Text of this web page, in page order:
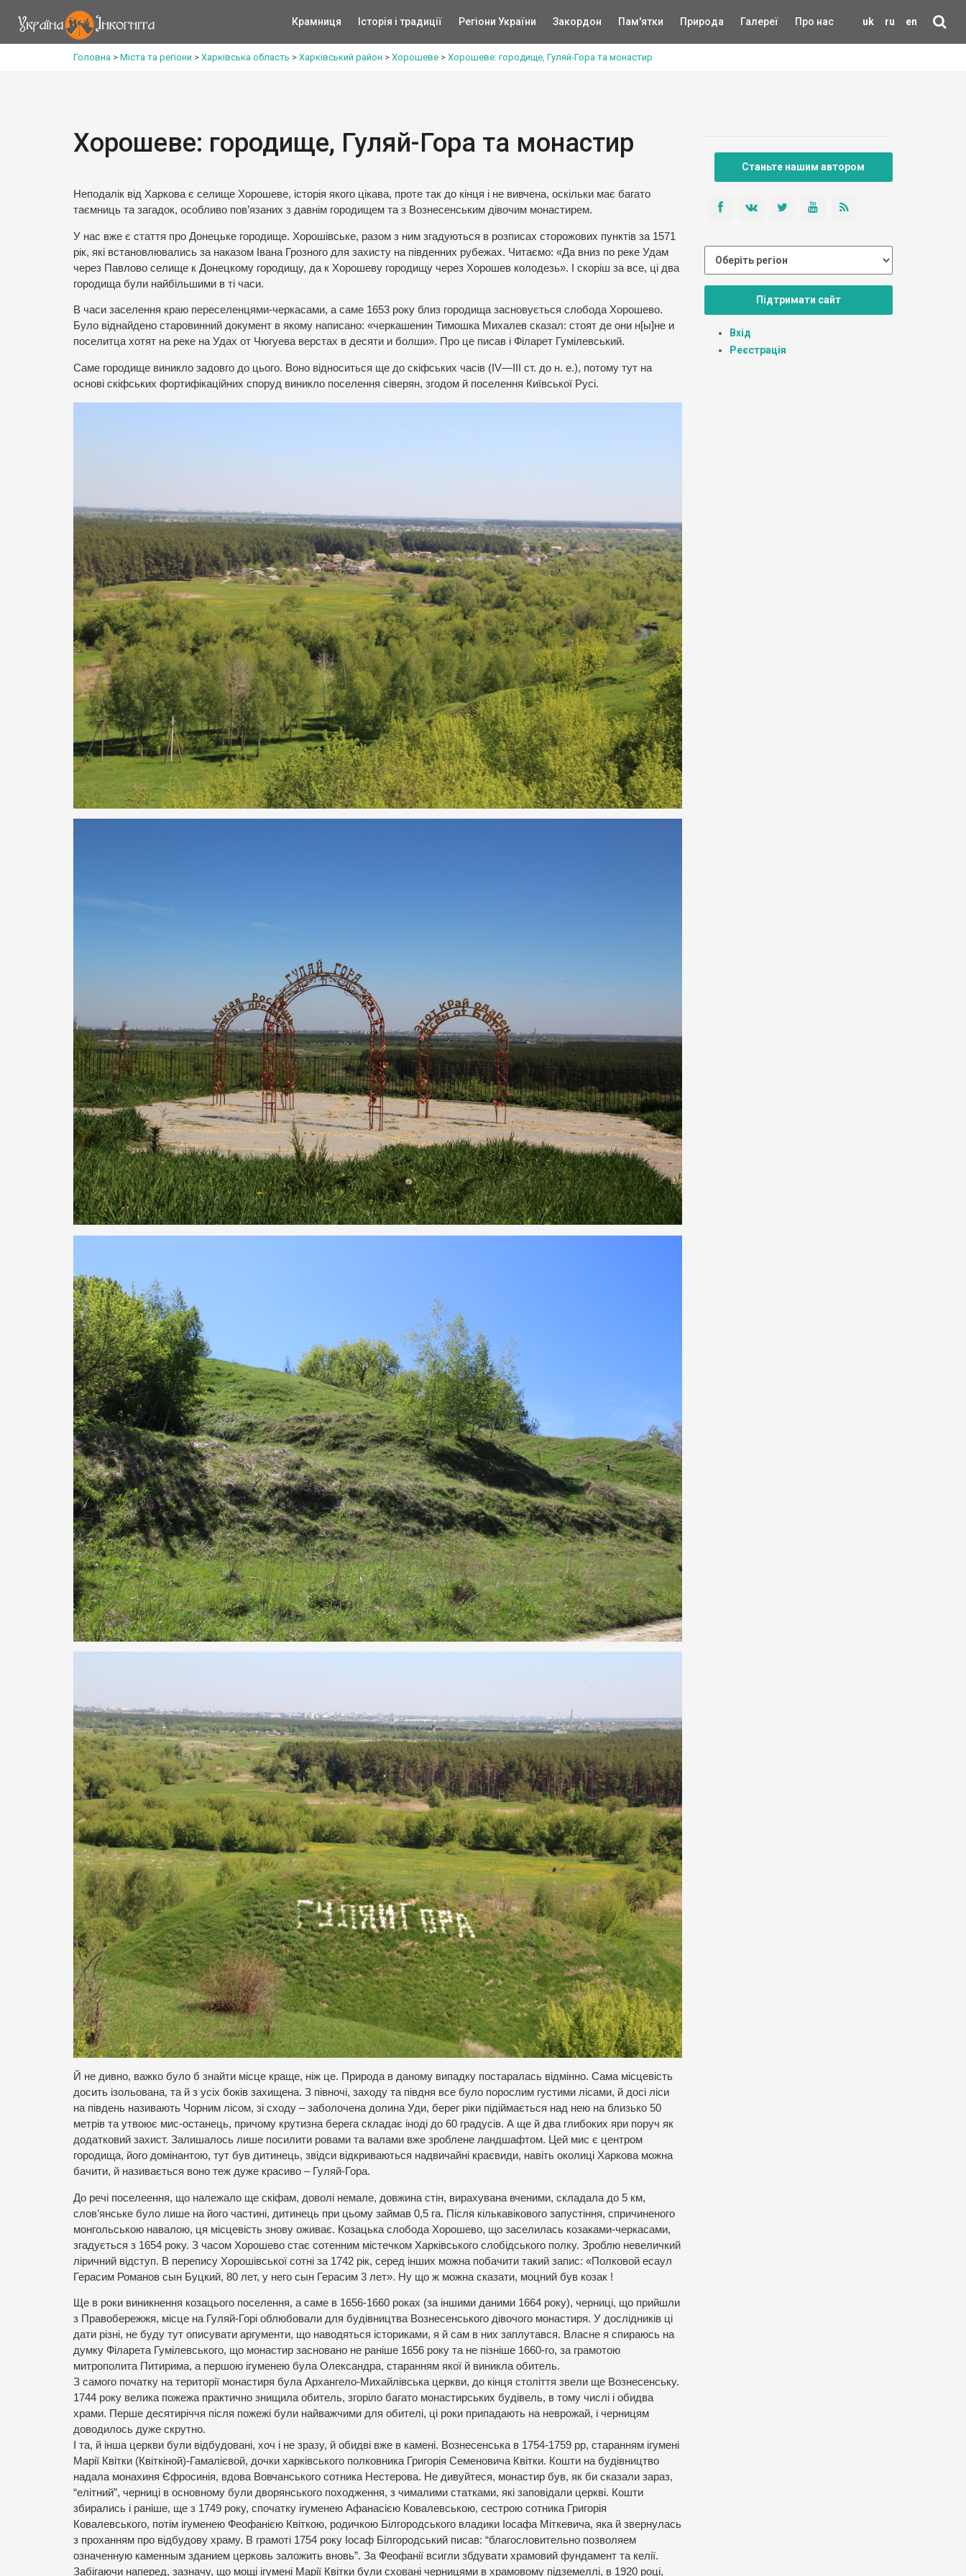
uk ru en
Крамниця Історія і традиції Регіони України Закордон Пам'ятки Природа Галереї Про нас
Головна > Міста та регіони > Харківська область > Харківський район > Хорошеве > Хорошеве: городище, Гуляй-Гора та монастир
Хорошеве: городище, Гуляй-Гора та монастир
Неподалік від Харкова є селище Хорошеве, історія якого цікава, проте так до кінця і не вивчена, оскільки має багато
таємниць та загадок, особливо пов’язаних з давнім городищем та з Вознесенським дівочим монастирем.
У нас вже є стаття про Донецьке городище. Хорошівське, разом з ним згадуються в розписах сторожових пунктів за 1571
рік, які встановлювались за наказом Івана Грозного для захисту на південних рубежах. Читаємо: «Да вниз по реке Удам
через Павлово селище к Донецкому городищу, да к Хорошеву городищу через Хорошев колодезь». І скоріш за все, ці два
городища були найбільшими в ті часи.
В часи заселення краю переселенцями-черкасами, а саме 1653 року близ городища засновується слобода Хорошево.
Було віднайдено старовинний документ в якому написано: «черкашенин Тимошка Михалев сказал: стоят де они н[ы]не и
поселитца хотят на реке на Удах от Чюгуева верстах в десяти и болши». Про це писав і Філарет Гумілевський.
Саме городище виникло задовго до цього. Воно відноситься ще до скіфських часів (IV—III ст. до н. е.), потому тут на
основі скіфських фортифікаційних споруд виникло поселення сіверян, згодом й поселення Київської Русі.
Й не дивно, важко було б знайти місце краще, ніж це. Природа в даному випадку постаралась відмінно. Сама місцевість
досить ізольована, та й з усіх боків захищена. З півночі, заходу та півдня все було порослим густими лісами, й досі ліси
на південь називають Чорним лісом, зі сходу – заболочена долина Уди, берег ріки підіймається над нею на близько 50
метрів та утвоює мис-останець, причому крутизна берега складає іноді до 60 градусів. А ще й два глибоких яри поруч як
додатковий захист. Залишалось лише посилити ровами та валами вже зроблене ландшафтом. Цей мис є центром
городища, його домінантою, тут був дитинець, звідси відкриваються надвичайні краєвиди, навіть околиці Харкова можна
бачити, й називається воно теж дуже красиво – Гуляй-Гора.
До речі поселеення, що належало ще скіфам, доволі немале, довжина стін, вирахувана вченими, складала до 5 км,
слов’янське було лише на його частині, дитинець при цьому займав 0,5 га. Після кількавікового запустіння, спричиненого
монгольською навалою, ця місцевість знову оживає. Козацька слобода Хорошево, що заселилась козаками-черкасами,
згадується з 1654 року. З часом Хорошево стає сотенним містечком Харківського слобідського полку. Зроблю невеличкий
ліричний відступ. В перепису Хорошівської сотні за 1742 рік, серед інших можна побачити такий запис: «Полковой есаул
Герасим Романов сын Буцкий, 80 лет, у него сын Герасим 3 лет». Ну що ж можна сказати, моцний був козак !
Ще в роки виникнення козацього поселення, а саме в 1656-1660 роках (за іншими даними 1664 року), черниці, що прийшли
з Правобережжя, місце на Гуляй-Горі облюбовали для будівництва Вознесенського дівочого монастиря. У дослідників ці
дати різні, не буду тут описувати аргументи, що наводяться істориками, я й сам в них заплутався. Власне я спираюсь на
думку Філарета Гумілевського, що монастир засновано не раніше 1656 року та не пізніше 1660-го, за грамотою
митрополита Питирима, а першою ігуменею була Олександра, старанням якої й виникла обитель.
З самого початку на території монастиря була Архангело-Михайлівська церкви, до кінця століття звели ще Вознесенську.
1744 року велика пожежа практично знищила обитель, згоріло багато монастирських будівель, в тому числі і обидва
храми. Перше десятиріччя після пожежі були найважчими для обителі, ці роки припадають на неврожай, і черницям
доводилось дуже скрутно.
І та, й інша церкви були відбудовані, хоч і не зразу, й обидві вже в камені. Вознесенська в 1754-1759 рр, старанням ігумені
Марії Квітки (Квіткіной)-Гамалієвой, дочки харківського полковника Григорія Семеновича Квітки. Кошти на будівництво
надала монахиня Єфросинія, вдова Вовчанського сотника Нестерова. Не дивуйтеся, монастир був, як би сказали зараз,
“елітний”, черниці в основному були дворянського походження, з чималими статками, які заповідали церкві. Кошти
збирались і раніше, ще з 1749 року, спочатку ігуменею Афанасією Ковалевською, сестрою сотника Григорія
Ковалевського, потім ігуменею Феофанією Квіткою, родичкою Білгородського владики Іосафа Міткевича, яка й звернулась
з проханням про відбудову храму. В грамоті 1754 року Іосаф Білгородський писав: “благословительно позволяем
означенную каменным зданием церковь заложить вновь”. За Феофанії всигли збдувати храмовий фундамент та келії.
Забігаючи наперед, зазначу, що мощі ігумені Марії Квітки були сховані черницями в храмовому підземеллі, в 1920 році,
Станьте нашим автором
Підтримати сайт
Вхід
Реєстрація